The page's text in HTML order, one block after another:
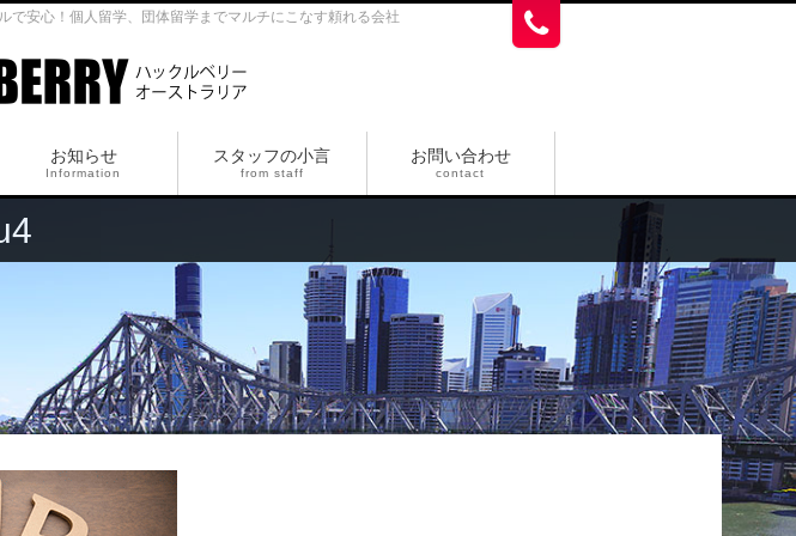
安心！個人留学、団体留学までマルチにこなす頼れる会社
お知らせ
Information
スタッフの小言
from staff
お問い合わせ
contact